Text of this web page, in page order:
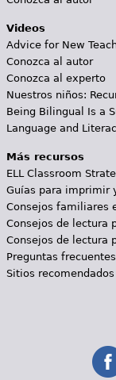
Videos
Advice for New
Conozca al autor
Conozca al experto
Nuestros niños:
Being Bilingual Is a
Language and
Más recursos
ELL Classroom
Guías para imprimir
Consejos familiares
Consejos de lectura
Consejos de lectura
Preguntas frecuentes
Sitios recomendados